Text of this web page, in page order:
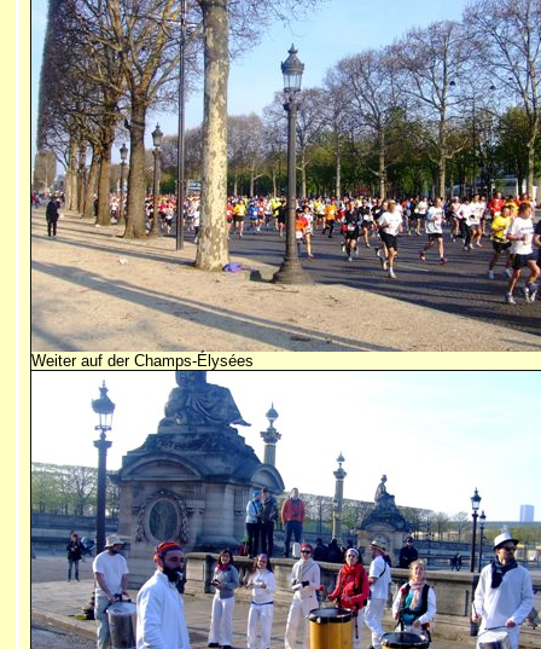
Weiter auf der Champs-Élysées